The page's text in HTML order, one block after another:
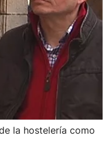
la hostelería como